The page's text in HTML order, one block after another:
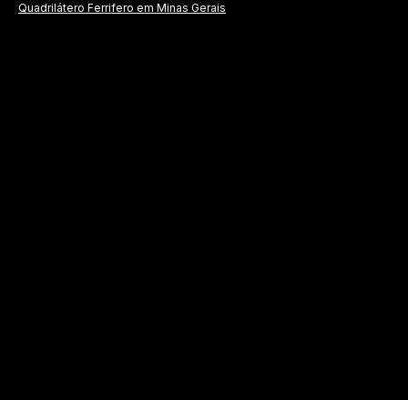
Quadrilátero Ferrifero em Minas Gerais